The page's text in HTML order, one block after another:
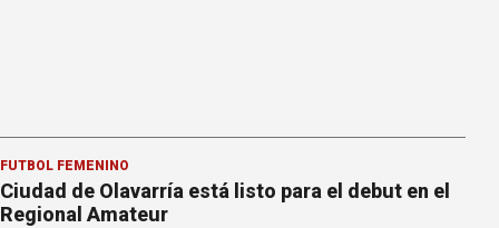
FÚTBOL FEMENINO
Ciudad de Olavarría está listo para el debut en el
Regional Amateur